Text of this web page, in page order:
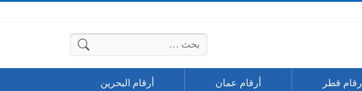
البحث عن:
أرقام قطر أرقام عمان أرقام البحرين